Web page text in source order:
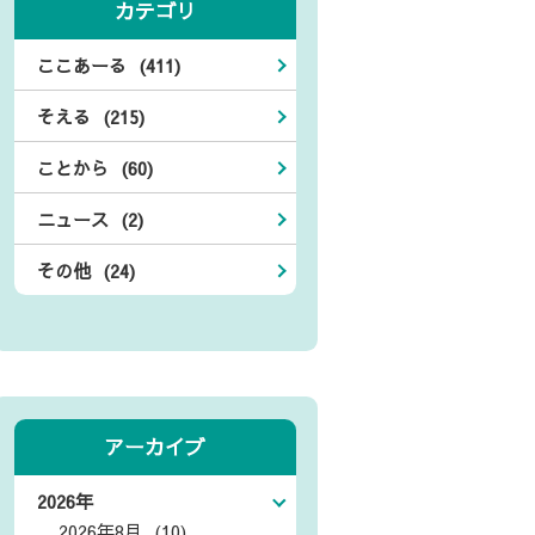
カテゴリ
ここあーる (411)
そえる (215)
ことから (60)
ニュース (2)
その他 (24)
アーカイブ
2026年